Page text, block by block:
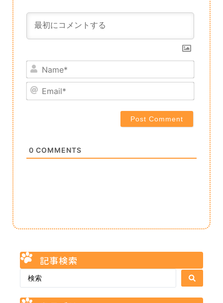
Name*
Email*
0 COMMENTS
記事検索